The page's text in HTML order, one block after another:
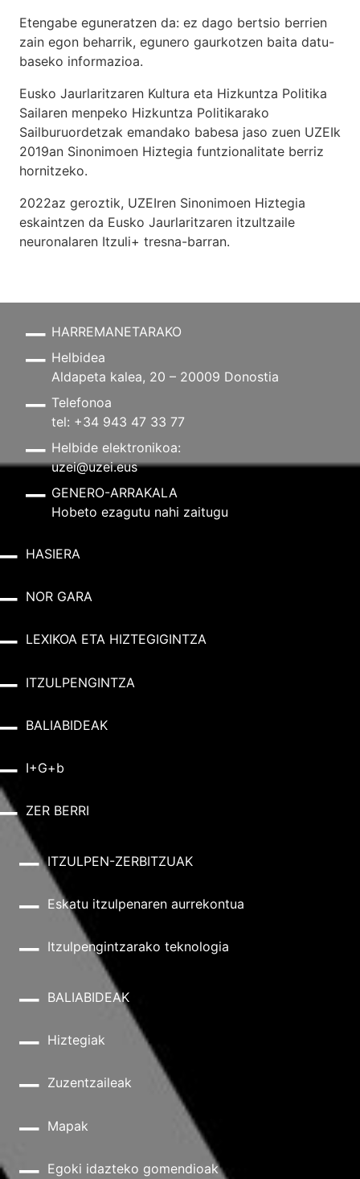
Etengabe eguneratzen da: ez dago bertsio berrien
zain egon beharrik, egunero gaurkotzen baita datu-
baseko informazioa.
Eusko Jaurlaritzaren Kultura eta Hizkuntza Politika
Sailaren menpeko Hizkuntza Politikarako
Sailburuordetzak emandako babesa jaso zuen UZEIk
2019an Sinonimoen Hiztegia funtzionalitate berriz
hornitzeko.
2022az geroztik, UZEIren Sinonimoen Hiztegia
eskaintzen da Eusko Jaurlaritzaren itzultzaile
neuronalaren Itzuli+ tresna-barran.
HARREMANETARAKO
Helbidea
Aldapeta kalea, 20 – 20009 Donostia
Telefonoa
tel: +34 943 47 33 77
Helbide elektronikoa:
uzei@uzei.eus
GENERO-ARRAKALA
Hobeto ezagutu nahi zaitugu
HASIERA
NOR GARA
LEXIKOA ETA HIZTEGIGINTZA
ITZULPENGINTZA
BALIABIDEAK
I+G+b
ZER BERRI
ITZULPEN-ZERBITZUAK
Eskatu itzulpenaren aurrekontua
Itzulpengintzarako teknologia
BALIABIDEAK
Hiztegiak
Zuzentzaileak
Mapak
Egoki idazteko gomendioak